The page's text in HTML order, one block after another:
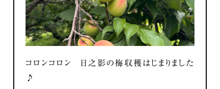
コロンコロン 日之影の梅収穫はじまりました
♪